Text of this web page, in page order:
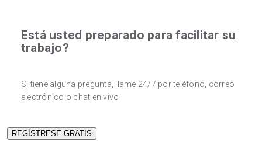
Está usted preparado para facilitar su
trabajo?
Si tiene alguna pregunta, llame 24/7 por teléfono, correo
electrónico o chat en vivo
REGÍSTRESE GRATIS